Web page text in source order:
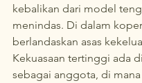
kebalikan dari model
menindas. Di dalam
berlandaskan asas
Kekuasaan tertinggi ada
sebagai anggota, di